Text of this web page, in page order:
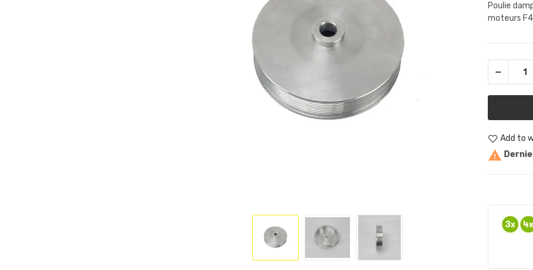
Poulie
moteurs
Add to
